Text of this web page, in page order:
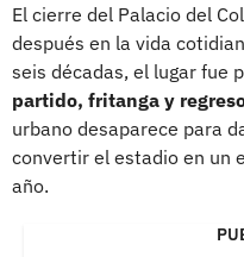
El cierre del Palacio del
después en la vida
seis décadas, el lugar fue
partido, fritanga y
urbano desaparece para
convertir el estadio en un
año.